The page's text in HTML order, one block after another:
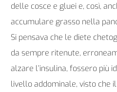
delle cosce e gluei e, così,
accumulare grasso nella
Si pensava che le diete
da sempre ritenute,
alzare l’insulina, fossero più
livello addominale, visto che